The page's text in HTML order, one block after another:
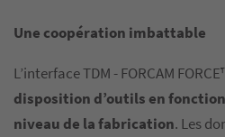
Une coopération imbattable
L’interface TDM - FORCAM
disposition d’outils en
niveau de la fabrication. Les